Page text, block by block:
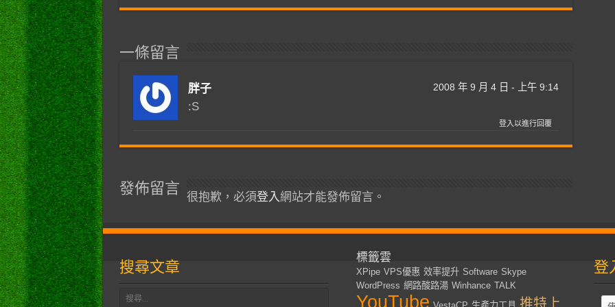
一條留言
胖子 2008 年 9 月 4 日 - 上午 9:14
:S
登入以進行回覆
發佈留言
很抱歉，必須登入 網站才能發佈留言。
搜尋文章
標籤雲
XPipe VPS優惠 效率提升 Software Skype
WordPress 網路酸路湯 Winhance TALK
YouTube 推特上
登